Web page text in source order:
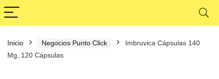
Inicio Negocios Punto Click
Imbruvica Cápsulas 140
Mg, 120 Cápsulas